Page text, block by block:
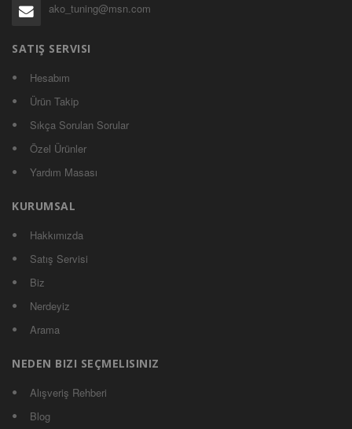
ako_tuning@msn.com
SATIŞ SERVISI
Hesabım
Ürün Takip
Sıkça Sorulan Sorular
Özel Ürünler
Yardım Masası
KURUMSAL
Hakkımızda
Satış Servisi
Biz
Nerdeyiz
Arama
NEDEN BIZI SEÇMELISINIZ
Alışveriş Rehberi
Blog